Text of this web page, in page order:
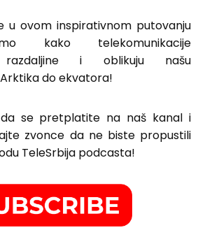
u ovom inspirativnom putovanju
kako telekomunikacije
razdaljine i oblikuju našu
do ekvatora!
se pretplatite na naš kanal i
zvonce da ne biste propustili
TeleSrbija podcasta!